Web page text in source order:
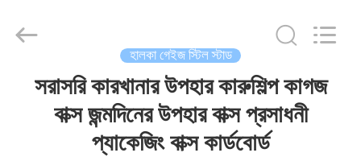
Rights
হালকা গেইজ স্টিল স্টাড
সরাসরি কারখানার উপহার কারুশিল্প কাগজ
বাক্স জন্মদিনের উপহার বাক্স প্রসাধনী
প্যাকেজিং বাক্স কার্ডবোর্ড